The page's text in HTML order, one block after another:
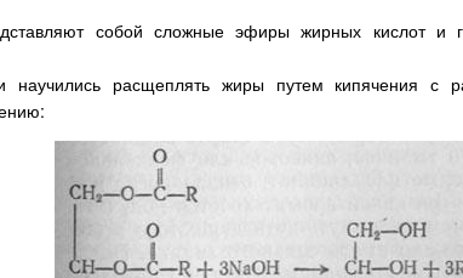
собой сложные эфиры жирных кислот и
расщеплять жиры путем кипячения с